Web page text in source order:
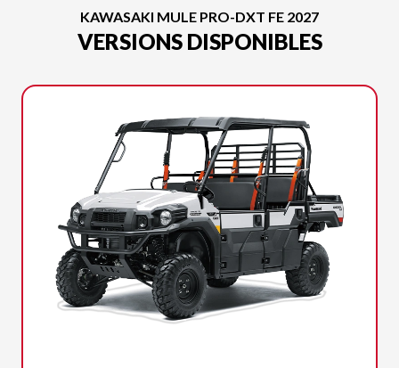
KAWASAKI MULE PRO-DXT FE 2027
VERSIONS DISPONIBLES